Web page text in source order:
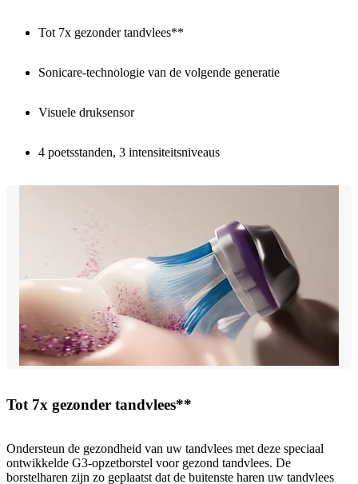
Tot 7x gezonder tandvlees**
Sonicare-technologie van de volgende generatie
Visuele druksensor
4 poetsstanden, 3 intensiteitsniveaus
Tot 7x gezonder tandvlees**
Ondersteun de gezondheid van uw tandvlees met deze speciaal
ontwikkelde G3-opzetborstel voor gezond tandvlees. De
borstelharen zijn zo geplaatst dat de buitenste haren uw tandvlees